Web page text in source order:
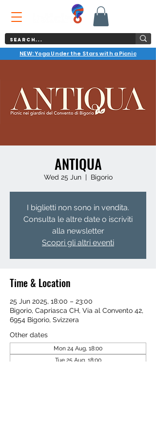
NEW: Yoga Under the Stars with a Picnic
ANTIQUA
Wed 25 Jun
  |
Bigorio
I biglietti non sono in vendita.
Consulta le altre date o iscriviti
alla newsletter
Scopri gli altri eventi
Time & Location
25 Jun 2025, 18:00 – 23:00
Bigorio, Capriasca CH, Via al Convento 42,
6954 Bigorio, Svizzera
Other dates
Mon 24 Aug, 18:00
Tue 25 Aug, 18:00